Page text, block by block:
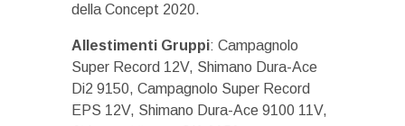
della Concept 2020.
Allestimenti Gruppi: Campagnolo
Super Record 12V, Shimano Dura-Ace
Di2 9150, Campagnolo Super Record
EPS 12V, Shimano Dura-Ace 9100 11V,